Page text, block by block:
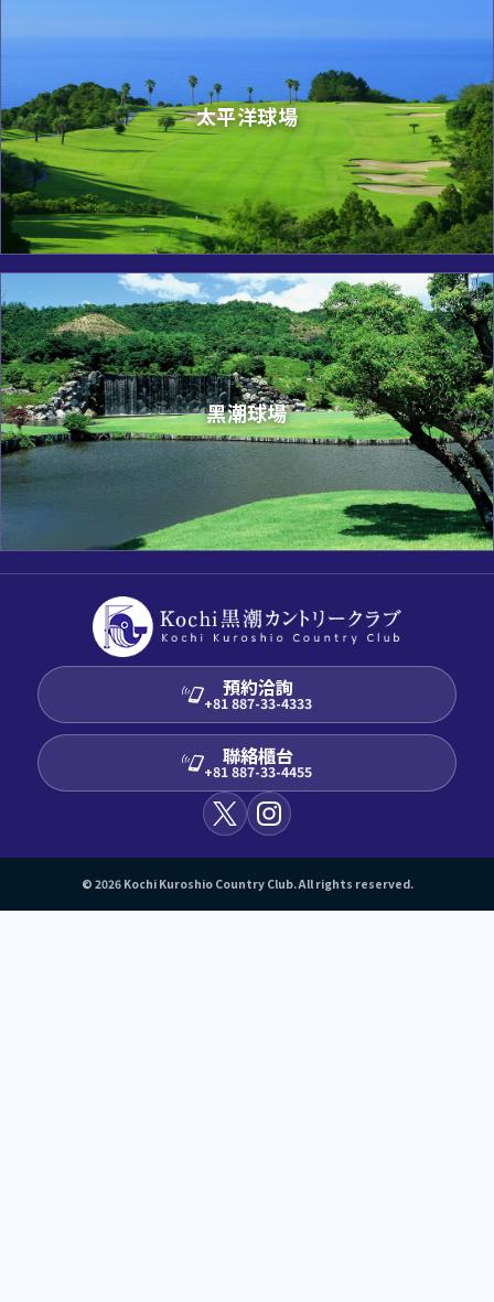
太平洋球場
黑潮球場
預約洽詢
+81 887-33-4333
聯絡櫃台
+81 887-33-4455
© 2026 Kochi Kuroshio Country Club. All rights reserved.